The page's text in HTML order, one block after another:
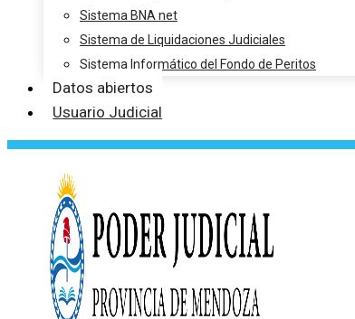
Sistema BNA net
Sistema de Liquidaciones Judiciales
Sistema Informático del Fondo de Peritos
Datos abiertos
Usuario Judicial